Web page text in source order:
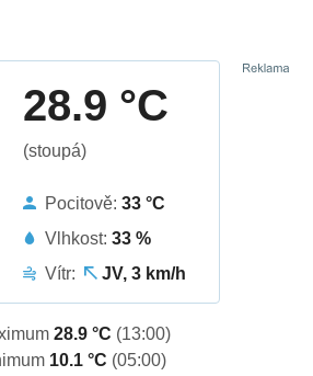
28.9 °C
(stoupá)
Pocitově:33 °C
Vlhkost:33 %
Vítr:
JV, 3 km/h
28.9 °C (13:00)
10.1 °C (05:00)